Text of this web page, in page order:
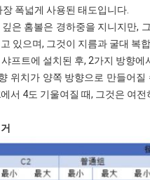
폭넓게 사용된 태도입니다.
은 홈볼은 경하중을 지니지만,
있으며, 그것이 지름과 굴대 복
프트에 설치된 후, 2가지 방향
위치가 양쪽 방향으로 만들어
서 4도 기울여질 때, 그것은 여